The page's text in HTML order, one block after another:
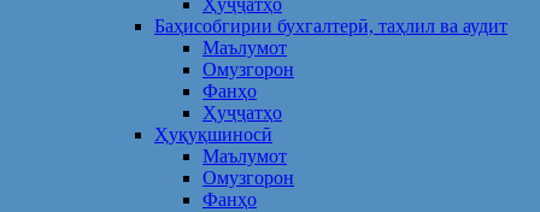
Ҳуҷҷатҳо
Баҳисобгирии бухгалтерӣ, таҳлил ва аудит
Маълумот
Омузгорон
Фанҳо
Ҳуҷҷатҳо
Ҳуқуқшиносӣ
Маълумот
Омузгорон
Фанҳо